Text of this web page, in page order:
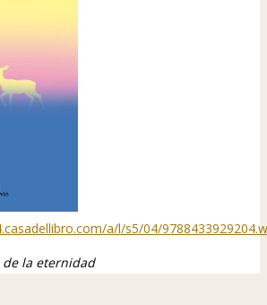
a/l/s5/04/
de la eternidad